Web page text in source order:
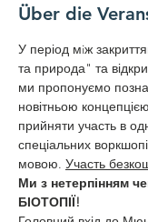
Über die
У період мiж
та природа" та
ми пропонуємо
новітньою концепцією
прийняти участь в
спеціальних
мовою. Участь
Ми з нетерпінням
БІОТОПІЇ!